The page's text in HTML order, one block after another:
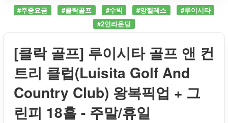
#주중요금 #클락골프 #수빅 #앙헬레스
#루이시타
#2인라운딩
[클락 골프] 루이시타 골프 앤 컨
트리 클럽(Luisita Golf And
Country Club) 왕복픽업 + 그
린피 18홀 - 주말/휴일